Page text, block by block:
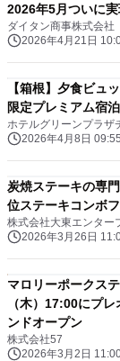
2026年5月ついに
ダイタン商事株式会社
2026年4月21日
【箱根】夕食ビュ
限定プレミアム宿
ホテルグリーンプラザ
2026年4月8日 09:55
炭焼ステーキの専
位ステーキコンボ
株式会社大東エンター
2026年3月26日
マロリーポークス
（木）17:00にプ
ンドオープン
株式会社57
2026年3月2日